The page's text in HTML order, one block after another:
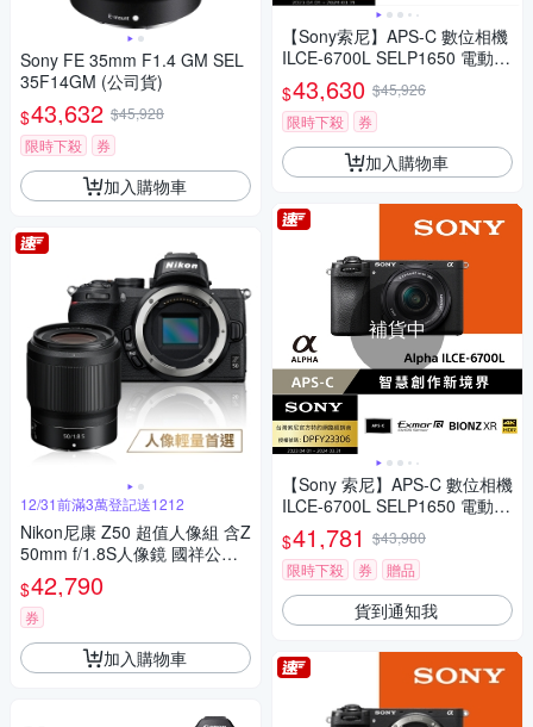
Sony FE 35mm F1.4 GM SEL
35F14GM (公司貨)
$43,632 $45,928
限時下殺
券
加入購物車
12/31前滿3萬登記送1212
Nikon尼康 Z50 超值人像組 含Z
50mm f/1.8S人像鏡 國祥公司
$42,790
券
加入購物車
【Sony索尼】APS-C 數位相機
ILCE-6700L SELP1650 電動變
焦鏡組(公司貨 保固18+6個月)
$43,630 $45,926
限時下殺
券
加入購物車
補貨中
【Sony 索尼】APS-C 數位相機
ILCE-6700L SELP1650 電動變
焦鏡組 (公司貨 保固18+6個月)
$41,781 $43,980
限時下殺
券 贈品
貨到通知我